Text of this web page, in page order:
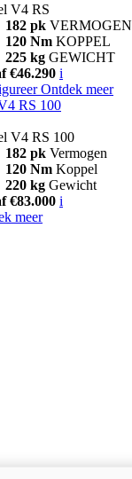
V4 RS
182 pk VERMOGEN
120 Nm KOPPEL
225 kg GEWICHT
€46.290 i
Ontdek meer
RS 100
V4 RS 100
182 pk Vermogen
120 Nm Koppel
220 kg Gewicht
€83.000 i
meer